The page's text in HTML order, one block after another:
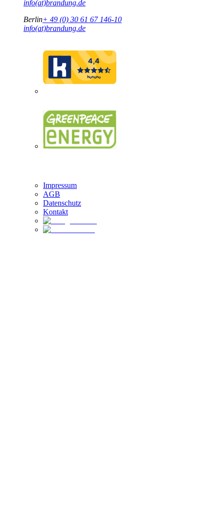
info(at)brandung.de
Berlin+ 49 (0) 30 61 67 146-10
info(at)brandung.de
Impressum
AGB
Datenschutz
Kontakt